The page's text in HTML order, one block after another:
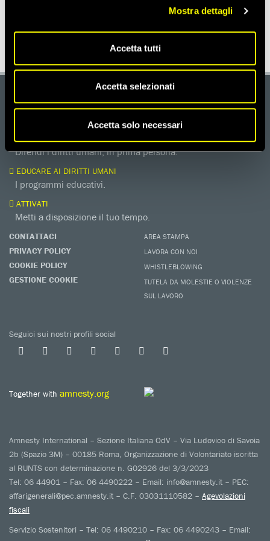
Mostra dettagli
Accetta tutti
Accetta selezionati
Accetta solo necessari
DONA
Aiutaci con una donazione, ora.
FIRMA
Difendi i diritti umani, in prima persona.
EDUCARE AI DIRITTI UMANI
I programmi educativi.
ATTIVATI
Metti a disposizione il tuo tempo.
CONTATTACI
PRIVACY POLICY
COOKIE POLICY
GESTIONE COOKIE
AREA STAMPA
LAVORA CON NOI
WHISTLEBLOWING
TUTELA DA MOLESTIE O VIOLENZE
SUL LAVORO
Seguici sui nostri profili social
Together with amnesty.org
Amnesty International – Sezione Italiana OdV – Via Ludovico di Savoia
2b (Spazio 3M) – 00185 Roma, Organizzazione di Volontariato iscritta
al RUNTS con determinazione n. G02926 del 3/3/2023
Tel: 06 44901 – Fax: 06 4490222 – Email: info@amnesty.it – PEC:
affarigenerali@pec.amnesty.it – C.F. 03031110582 – Agevolazioni
fiscali
Servizio Sostenitori – Tel: 06 4490210 – Fax: 06 4490243 – Email: